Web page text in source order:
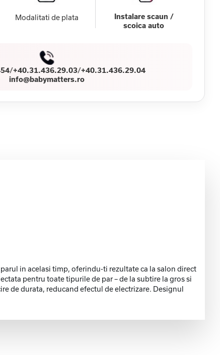
Modalitati de plata
Instalare scaun /
scoica auto
/+40.31.436.29.03/+40.31.436.29.04
info@babymatters.ro
in acelasi timp, oferindu-ti rezultate ca la salon direct
pentru toate tipurile de par – de la subtire la gros si
de durata, reducand efectul de electrizare. Designul